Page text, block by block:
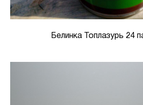
Белинка Топлазурь 24